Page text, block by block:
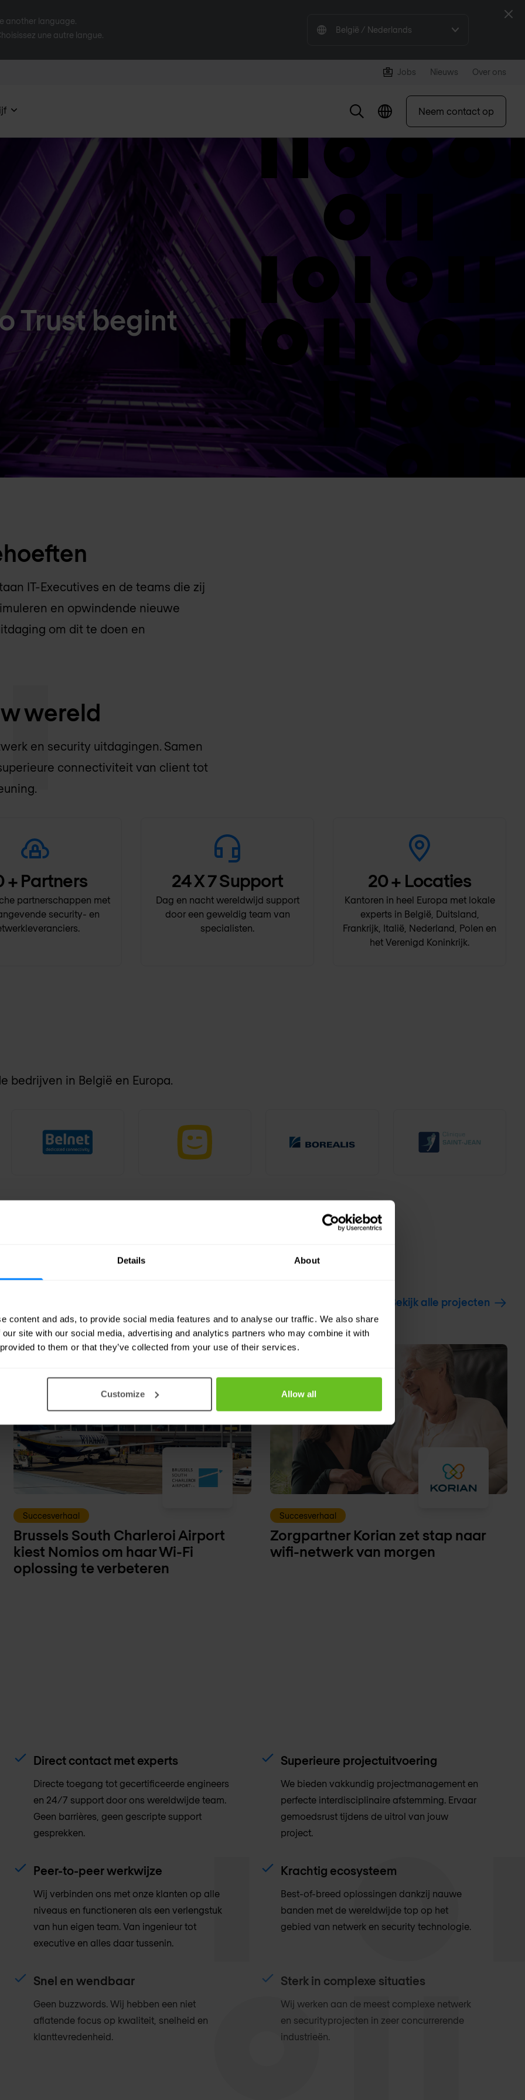
Details About
content and ads, to provide social media features and to analyse our traffic. We also share
site with our social media, advertising and analytics partners who may combine it with
to them or that they’ve collected from your use of their services.
Customize Allow all
another language.
une autre langue.
België / Nederlands
Jobs Nieuws Over ons
Neem contact op
Trust begint
IT-Executives en de teams die zij
en opwindende nieuwe
om dit te doen en
wereld
en security uitdagingen. Samen
connectiviteit van client tot
+ Partners
partnerschappen met
security- en
24X 7 Support
Dag en nacht wereldwijd support
door een geweldig team van
specialisten.
20+ Locaties
Kantoren in heel Europa met lokale
experts in België, Duitsland,
Frankrijk, Italië, Nederland, Polen en
het Verenigd Koninkrijk.
bedrijven in België en Europa.
Bekijk alle projecten
Succesverhaal
Brussels South Charleroi Airport
kiest Nomios om haar Wi-Fi
oplossing te verbeteren
Succesverhaal
Zorgpartner Korian zet stap naar
wifi-netwerk van morgen
Direct contact met experts
Directe toegang tot gecertificeerde engineers
en 24/7 support door ons wereldwijde team.
Geen barrières, geen gescripte support
gesprekken.
Superieure projectuitvoering
We bieden vakkundig projectmanagement en
perfecte interdisciplinaire afstemming. Ervaar
gemoedsrust tijdens de uitrol van jouw
project.
Peer-to-peer werkwijze
Wij verbinden ons met onze klanten op alle
niveaus en functioneren als een verlengstuk
van hun eigen team. Van ingenieur tot
executive en alles daar tussenin.
Krachtig ecosysteem
Best-of-breed oplossingen dankzij nauwe
banden met de wereldwijde top op het
gebied van netwerk en security technologie.
Snel en wendbaar
Geen buzzwords. Wij hebben een niet
aflatende focus op kwaliteit, snelheid en
klanttevredenheid.
Sterk in complexe situaties
Wij werken aan de meest complexe netwerk
en securityprojecten in zeer concurrerende
industrieën.